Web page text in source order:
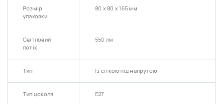
Розмір
упаковки
80 х 80 х 165 мм
Світловий
потік
550 лм
Тип Із сіткою під напругою
Тип цоколя E27